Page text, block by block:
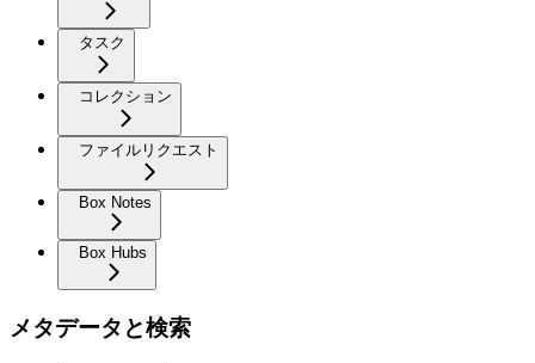
タスク
コレクション
ファイルリクエスト
Box Notes
Box Hubs
メタデータと検索